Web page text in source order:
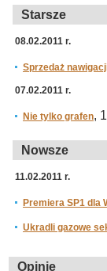
Starsze
08.02.2011 r.
Sprzedaż
07.02.2011 r.
Nie tylko grafen,
Nowsze
11.02.2011 r.
Premiera SP1 dla
Ukradli gazowe
Opinie